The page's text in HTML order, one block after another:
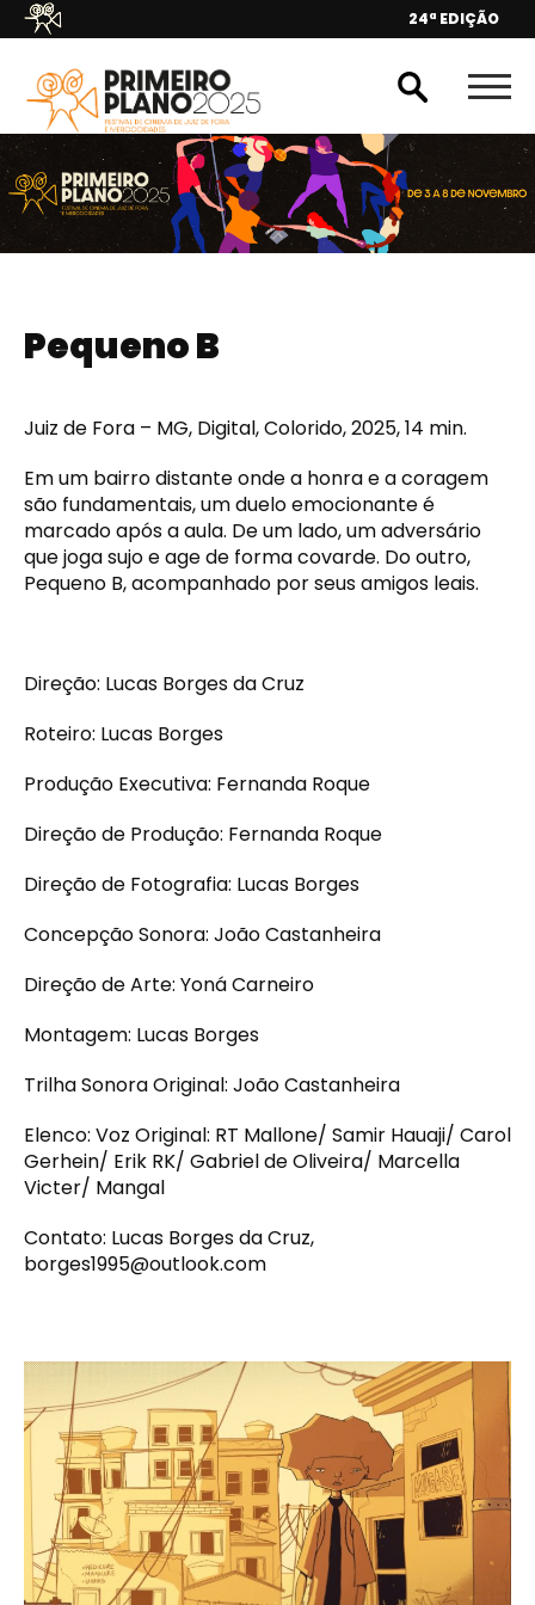
24ª EDIÇÃO
Pequeno B
Juiz de Fora – MG, Digital, Colorido, 2025, 14 min.
Em um bairro distante onde a honra e a coragem
são fundamentais, um duelo emocionante é
marcado após a aula. De um lado, um adversário
que joga sujo e age de forma covarde. Do outro,
Pequeno B, acompanhado por seus amigos leais.
Direção: Lucas Borges da Cruz
Roteiro: Lucas Borges
Produção Executiva: Fernanda Roque
Direção de Produção: Fernanda Roque
Direção de Fotografia: Lucas Borges
Concepção Sonora: João Castanheira
Direção de Arte: Yoná Carneiro
Montagem: Lucas Borges
Trilha Sonora Original: João Castanheira
Elenco: Voz Original: RT Mallone/ Samir Hauaji/ Carol
Gerhein/ Erik RK/ Gabriel de Oliveira/ Marcella
Victer/ Mangal
Contato: Lucas Borges da Cruz,
borges1995@outlook.com